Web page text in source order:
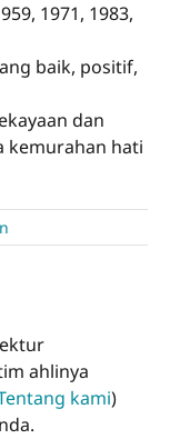
1971, 1983,
baik, positif,
dan
kemurahan hati
ahlinya
kami)